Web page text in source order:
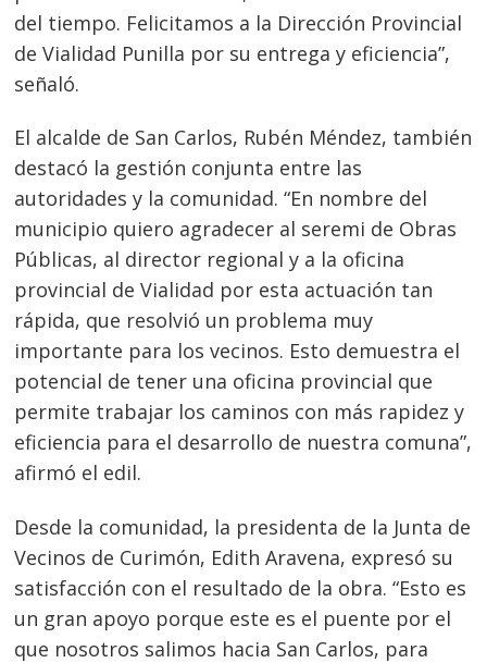
del tiempo. Felicitamos a la Dirección Provincial
de Vialidad Punilla por su entrega y eficiencia”,
señaló.
El alcalde de San Carlos, Rubén Méndez, también
destacó la gestión conjunta entre las
autoridades y la comunidad. “En nombre del
municipio quiero agradecer al seremi de Obras
Públicas, al director regional y a la oficina
provincial de Vialidad por esta actuación tan
rápida, que resolvió un problema muy
importante para los vecinos. Esto demuestra el
potencial de tener una oficina provincial que
permite trabajar los caminos con más rapidez y
eficiencia para el desarrollo de nuestra comuna”,
afirmó el edil.
Desde la comunidad, la presidenta de la Junta de
Vecinos de Curimón, Edith Aravena, expresó su
satisfacción con el resultado de la obra. “Esto es
un gran apoyo porque este es el puente por el
que nosotros salimos hacia San Carlos, para
Navegación
entradas